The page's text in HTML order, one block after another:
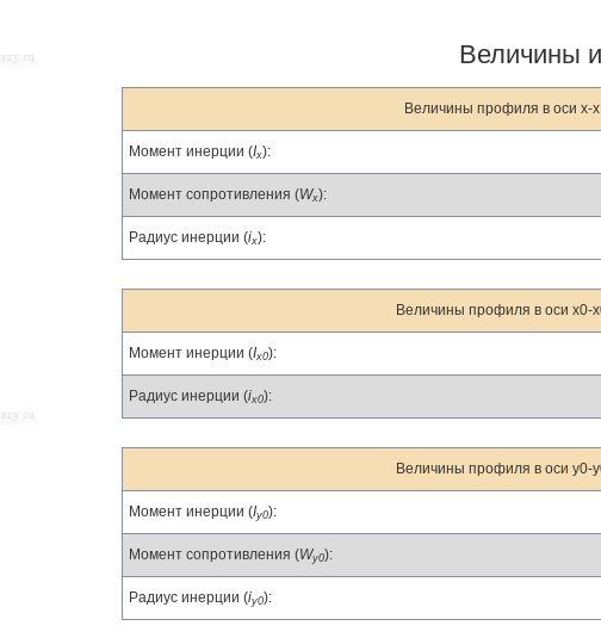
Величины
Величины профиля в оси x-x
Момент инерции (Ix):
Момент сопротивления (Wx):
Радиус инерции (ix):
Величины профиля в оси x0-
Момент инерции (Ix0):
Радиус инерции (ix0):
Величины профиля в оси y0-
Момент инерции (Iy0):
Момент сопротивления (Wy0):
Радиус инерции (iy0):